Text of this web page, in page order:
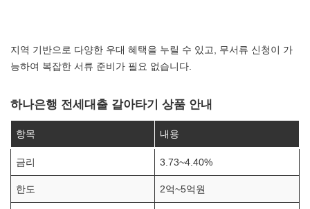
지역 기반으로 다양한 우대 혜택을 누릴 수 있고, 무서류 신청이 가
능하여 복잡한 서류 준비가 필요 없습니다.
하나은행 전세대출 갈아타기 상품 안내
항목 내용
금리 3.73~4.40%
한도 2억~5억원